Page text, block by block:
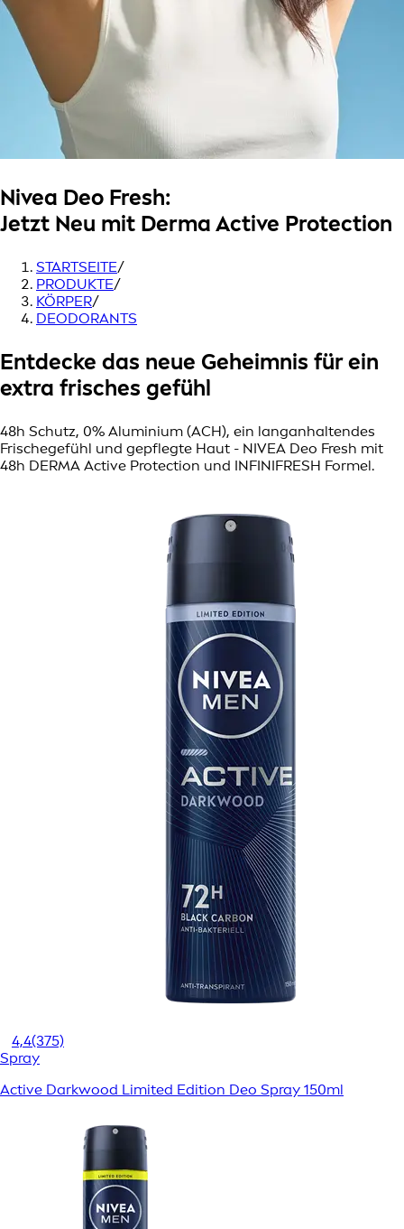
Nivea Deo Fresh:
Jetzt Neu mit Derma Active Protection
STARTSEITE/
PRODUKTE/
KÖRPER/
DEODORANTS
Entdecke das neue Geheimnis für ein
extra frisches gefühl
48h Schutz, 0% Aluminium (ACH), ein langanhaltendes
Frischegefühl und gepflegte Haut - NIVEA Deo Fresh mit
48h DERMA Active Protection und INFINIFRESH Formel.
4,4(375)
Spray
Active Darkwood Limited Edition Deo Spray 150ml